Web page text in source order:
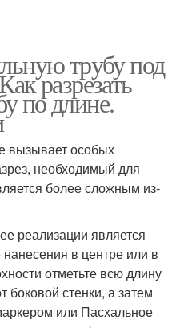
трубу под
разрезать
по длине.
вызывает особых
необходимый для
более сложным из-
реализации является
в центре или в
отметьте всю длину
боковой стенки, а затем
или Пасхальное